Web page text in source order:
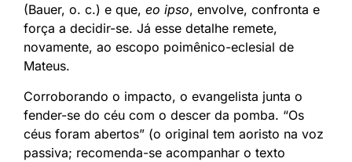
(Bauer, o. c.) e que, eo ipso, envolve, confronta e
força a decidir-se. Já esse detalhe remete,
novamente, ao escopo poimênico-eclesial de
Mateus.
Corroborando o impacto, o evangelista junta o
fender-se do céu com o descer da pomba. “Os
céus foram abertos” (o original tem aoristo na voz
passiva; recomenda-se acompanhar o texto